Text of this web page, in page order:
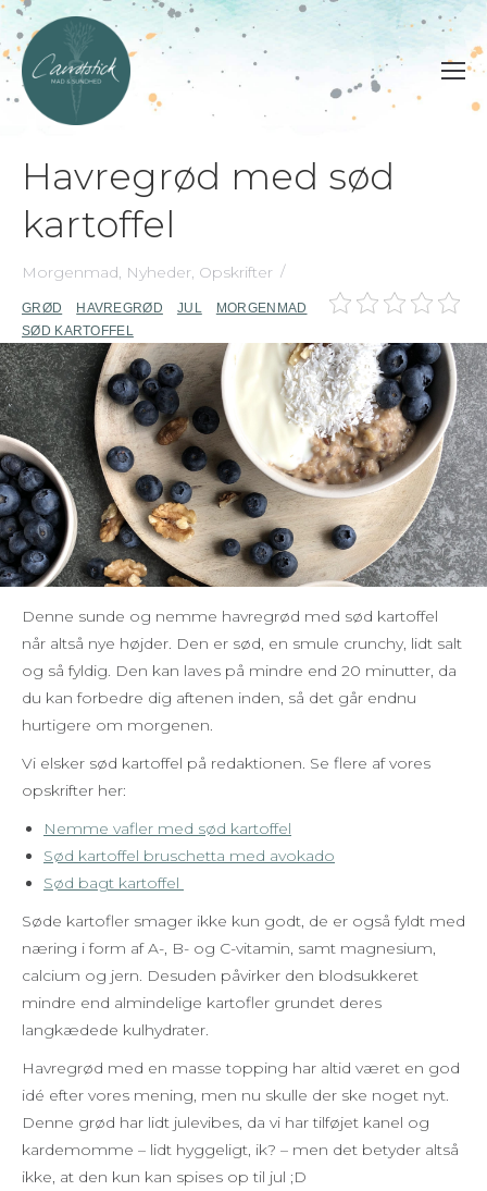
Havregrød med sød
kartoffel
Morgenmad, Nyheder, Opskrifter
GRØD HAVREGRØD JUL
MORGENMAD
SØD KARTOFFEL
Denne sunde og nemme havregrød med sød kartoffel
når altså nye højder. Den er sød, en smule crunchy, lidt salt
og så fyldig. Den kan laves på mindre end 20 minutter, da
du kan forbedre dig aftenen inden, så det går endnu
hurtigere om morgenen.
Vi elsker sød kartoffel på redaktionen. Se flere af vores
opskrifter her:
Nemme vafler med sød kartoffel
Sød kartoffel bruschetta med avokado
Sød bagt kartoffel
Søde kartofler smager ikke kun godt, de er også fyldt med
næring i form af A-, B- og C-vitamin, samt magnesium,
calcium og jern. Desuden påvirker den blodsukkeret
mindre end almindelige kartofler grundet deres
langkædede kulhydrater.
Havregrød med en masse topping har altid været en god
idé efter vores mening, men nu skulle der ske noget nyt.
Denne grød har lidt julevibes, da vi har tilføjet kanel og
kardemomme – lidt hyggeligt, ik? – men det betyder altså
ikke, at den kun kan spises op til jul ;D